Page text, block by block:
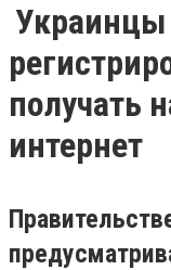
Украинцы
получать
интернет